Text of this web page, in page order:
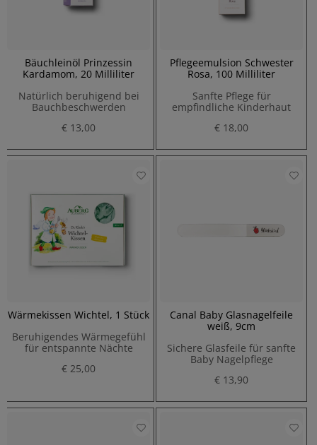
Bäuchleinöl Prinzessin
Kardamom, 20 Milliliter
Natürlich beruhigend bei
Bauchbeschwerden
€ 13,00
Pflegeemulsion Schwester
Rosa, 100 Milliliter
Sanfte Pflege für
empfindliche Kinderhaut
€ 18,00
Wärmekissen Wichtel, 1 Stück
Beruhigendes Wärmegefühl
für entspannte Nächte
€ 25,00
Canal Baby Glasnagelfeile
weiß, 9cm
Sichere Glasfeile für sanfte
Baby Nagelpflege
€ 13,90